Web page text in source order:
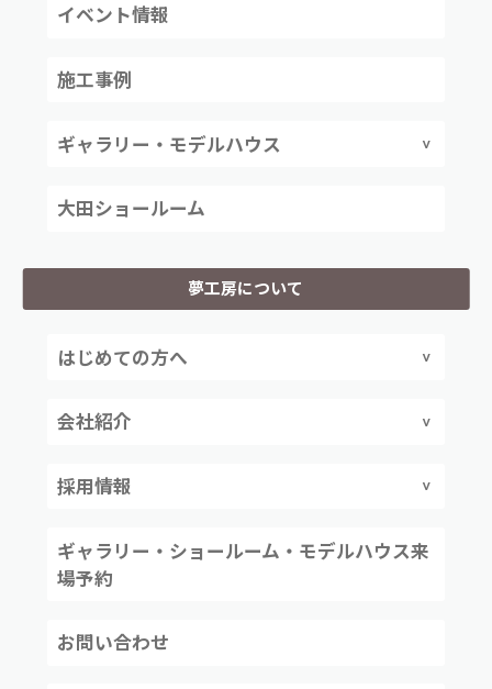
イベント情報
施工事例
ギャラリー・モデルハウス
大田ショールーム
夢工房について
はじめての方へ
会社紹介
採用情報
ギャラリー・ショールーム・モデルハウス来
場予約
お問い合わせ